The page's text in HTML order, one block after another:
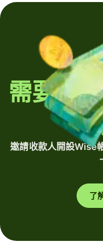
需要定
邀請收款人開設Wise
了